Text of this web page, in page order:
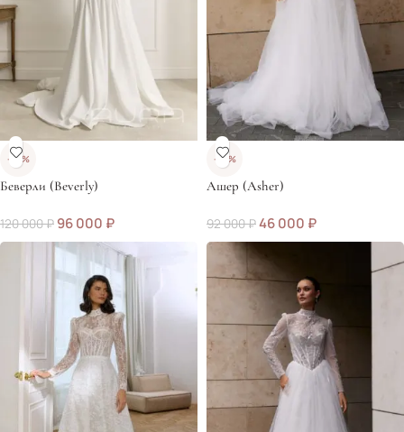
-20%
Беверли (Beverly)
120 000₽ 96 000 ₽
-50%
Ашер (Asher)
92 000₽46 000 ₽